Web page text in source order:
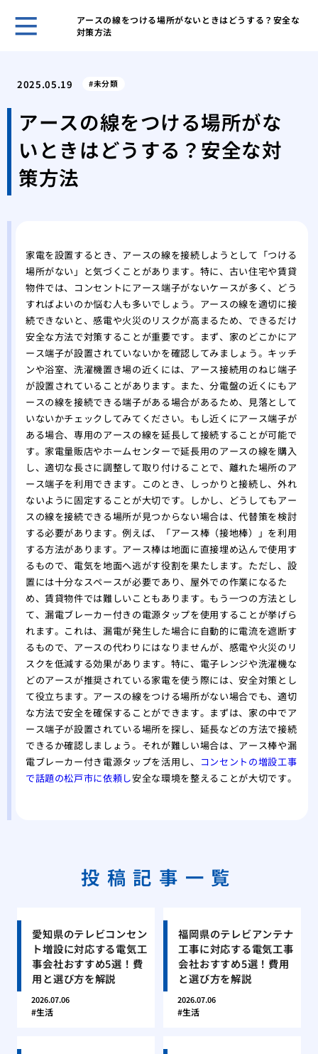
アースの線をつける場所がないときはどうする？安全な
対策方法
践
2025.05.19 未分類
アースの線をつける場所がな
いときはどうする？安全な対
策方法
家電を設置するとき、アースの線を接続しようとして「つける
場所がない」と気づくことがあります。特に、古い住宅や賃貸
物件では、コンセントにアース端子がないケースが多く、どう
すればよいのか悩む人も多いでしょう。アースの線を適切に接
続できないと、感電や火災のリスクが高まるため、できるだけ
安全な方法で対策することが重要です。まず、家のどこかにア
ース端子が設置されていないかを確認してみましょう。キッチ
ンや浴室、洗濯機置き場の近くには、アース接続用のねじ端子
が設置されていることがあります。また、分電盤の近くにもア
ースの線を接続できる端子がある場合があるため、見落として
いないかチェックしてみてください。もし近くにアース端子が
ある場合、専用のアースの線を延長して接続することが可能で
す。家電量販店やホームセンターで延長用のアースの線を購入
し、適切な長さに調整して取り付けることで、離れた場所のア
ース端子を利用できます。このとき、しっかりと接続し、外れ
ないように固定することが大切です。しかし、どうしてもアー
スの線を接続できる場所が見つからない場合は、代替策を検討
する必要があります。例えば、「アース棒（接地棒）」を利用
する方法があります。アース棒は地面に直接埋め込んで使用す
るもので、電気を地面へ逃がす役割を果たします。ただし、設
置には十分なスペースが必要であり、屋外での作業になるた
め、賃貸物件では難しいこともあります。もう一つの方法とし
て、漏電ブレーカー付きの電源タップを使用することが挙げら
れます。これは、漏電が発生した場合に自動的に電流を遮断す
るもので、アースの代わりにはなりませんが、感電や火災のリ
スクを低減する効果があります。特に、電子レンジや洗濯機な
どのアースが推奨されている家電を使う際には、安全対策とし
て役立ちます。アースの線をつける場所がない場合でも、適切
な方法で安全を確保することができます。まずは、家の中でア
ース端子が設置されている場所を探し、延長などの方法で接続
できるか確認しましょう。それが難しい場合は、アース棒や漏
電ブレーカー付き電源タップを活用し、 コンセントの増設工事
で話題の松戸市に依頼し安全な環境を整えることが大切です。
投稿記事一覧
愛知県のテレビコンセン
ト増設に対応する電気工
事会社おすすめ5選！費
用と選び方を解説
2026.07.06
生活
福岡県のテレビアンテナ
工事に対応する電気工事
会社おすすめ5選！費用
と選び方を解説
2026.07.06
生活